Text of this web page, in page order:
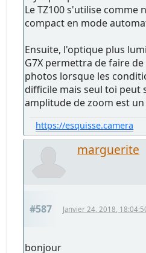
Le TZ100 s'utilise comme
compact en mode
Ensuite, l'optique plus
G7X permettra de faire
photos lorsque les
difficile mais seul toi peut
amplitude de zoom est
https://esquisse.camera
marguerite
#587 Janvier 24, 2018,
bonjour